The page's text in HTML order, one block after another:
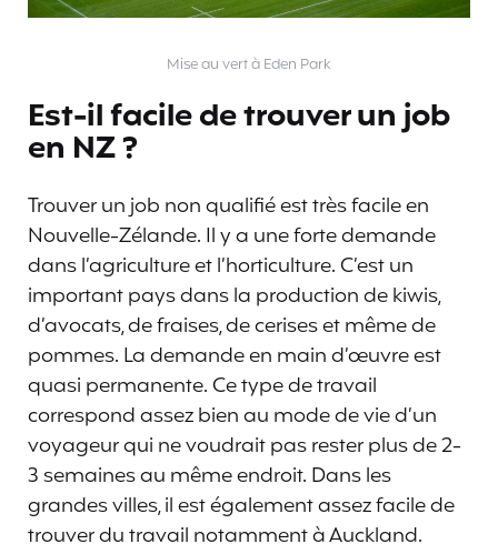
Mise au vert à Eden Park
Est-il facile de trouver un job
en NZ ?
Trouver un job non qualifié est très facile en
Nouvelle-Zélande. Il y a une forte demande
dans l’agriculture et l’horticulture. C’est un
important pays dans la production de kiwis,
d’avocats, de fraises, de cerises et même de
pommes. La demande en main d’œuvre est
quasi permanente. Ce type de travail
correspond assez bien au mode de vie d’un
voyageur qui ne voudrait pas rester plus de 2-
3 semaines au même endroit. Dans les
grandes villes, il est également assez facile de
trouver du travail notamment à Auckland.